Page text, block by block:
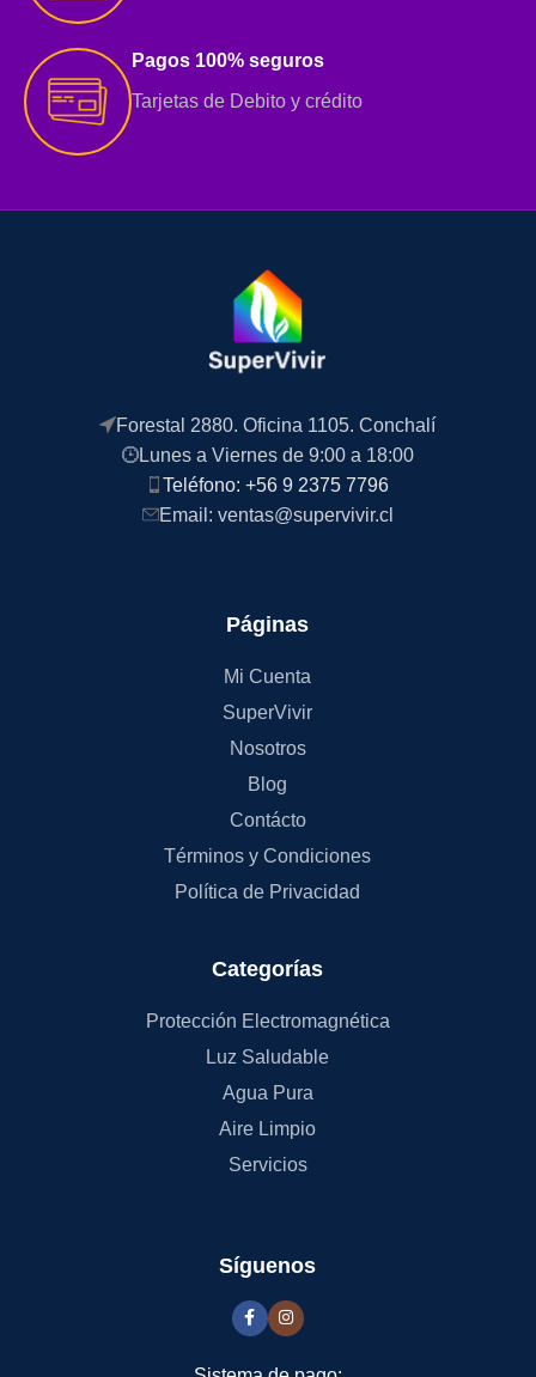
Pagos 100% seguros
Tarjetas de Debito y crédito
Forestal 2880. Oficina 1105. Conchalí
Lunes a Viernes de 9:00 a 18:00
Teléfono: +56 9 2375 7796
Email: ventas@supervivir.cl
Páginas
Mi Cuenta
SuperVivir
Nosotros
Blog
Contácto
Términos y Condiciones
Política de Privacidad
Categorías
Protección Electromagnética
Luz Saludable
Agua Pura
Aire Limpio
Servicios
Síguenos